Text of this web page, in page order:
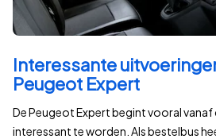
Interessante
Peugeot Expert
De Peugeot Expert begint vooral
interessant te worden. Als bestelbus